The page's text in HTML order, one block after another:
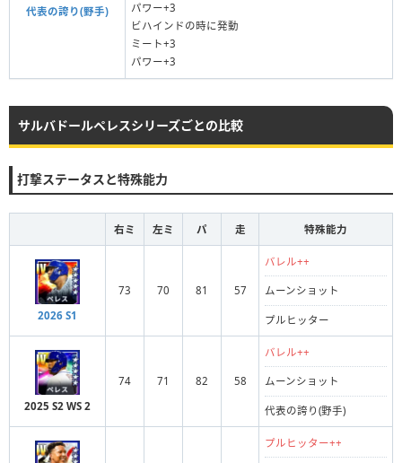
代表の誇り(野手)
パワー+3
ビハインドの時に発動
ミート+3
パワー+3
サルバドールペレスシリーズごとの比較
打撃ステータスと特殊能力
右ミ 左ミ パ 走 特殊能力
2026 S1
73 70 81 57
バレル++
ムーンショット
プルヒッター
2025 S2 WS 2
74 71 82 58
バレル++
ムーンショット
代表の誇り(野手)
プルヒッター++